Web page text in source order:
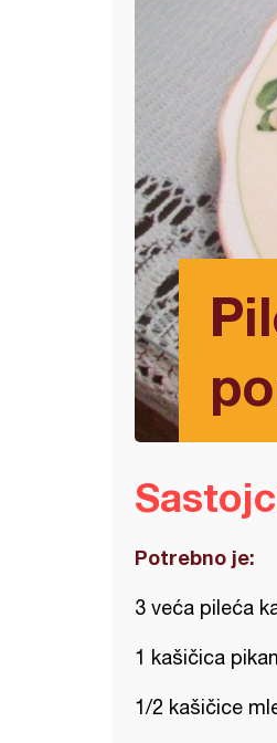
Potrebno je:
3 veća pileća
1 kašičica
1/2 kašičice